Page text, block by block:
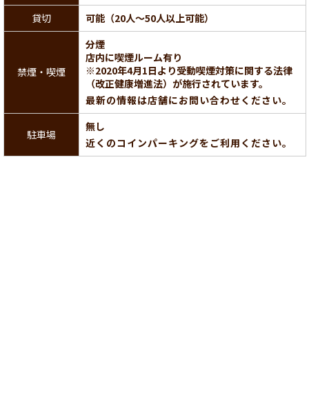
貸切
可能（20人～50人以上可能）
禁煙・喫煙
分煙
店内に喫煙ルーム有り
※2020年4月1日より受動喫煙対策に関する法律
（改正健康増進法）が施行されています。
最新の情報は店舗にお問い合わせください。
駐車場
無し
近くのコインパーキングをご利用ください。